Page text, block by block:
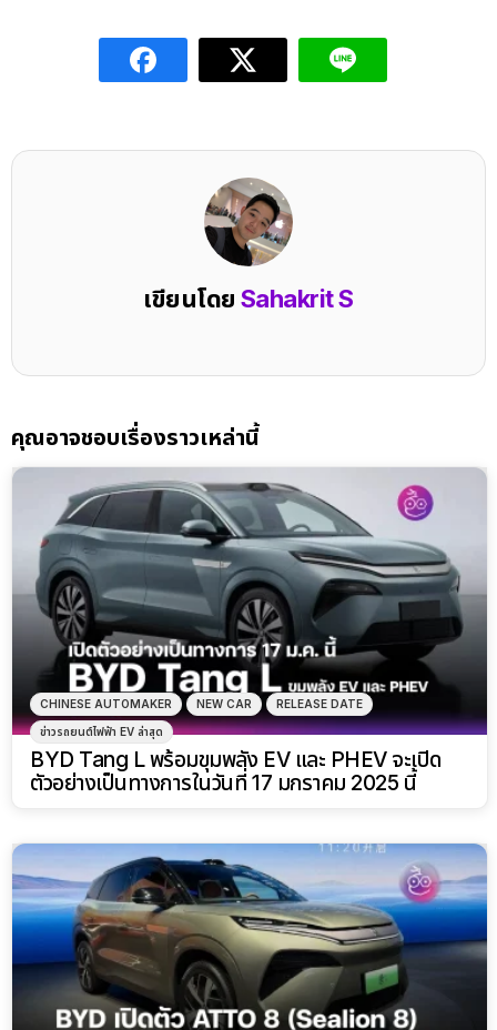
เขียนโดยSahakrit S
คุณอาจชอบเรื่องราวเหล่านี้
CHINESE AUTOMAKER NEW CAR RELEASE DATE
ข่าวรถยนต์ไฟฟ้า EV ล่าสุด
BYD Tang L พร้อมขุมพลัง EV และ PHEV จะเปิด
ตัวอย่างเป็นทางการในวันที่ 17 มกราคม 2025 นี้